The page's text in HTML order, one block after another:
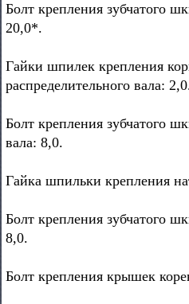
Болт крепления зубчатого
20,0*.
Гайки шпилек крепления
распределительного вала:
Болт крепления зубчатого
вала: 8,0.
Гайка шпильки крепления
Болт крепления зубчатого
8,0.
Болт крепления крышек